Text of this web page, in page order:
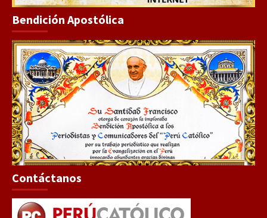
Bendición Apostólica
Contáctanos